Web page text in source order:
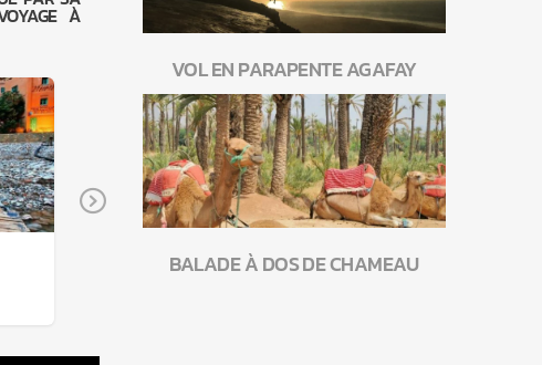
À
EXCURSION ATLAS & IMLIL
Next
VOL EN PARAPENTE AGAFAY
BALADE À DOS DE CHAMEAU